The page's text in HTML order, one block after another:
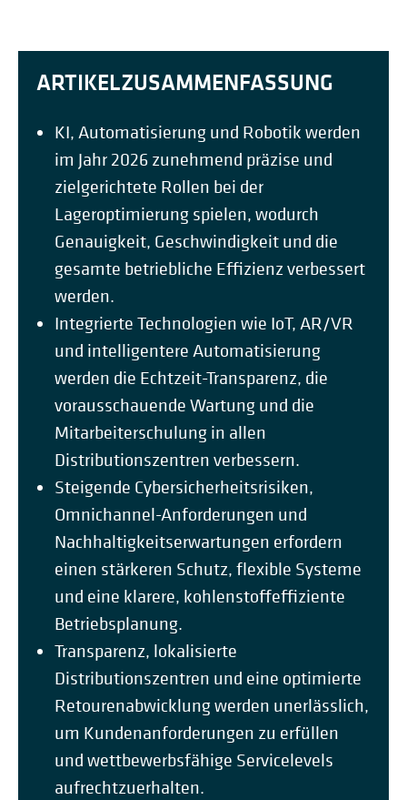
ARTIKELZUSAMMENFASSUNG
KI, Automatisierung und Robotik werden
im Jahr 2026 zunehmend präzise und
zielgerichtete Rollen bei der
Lageroptimierung spielen, wodurch
Genauigkeit, Geschwindigkeit und die
gesamte betriebliche Effizienz verbessert
werden.
Integrierte Technologien wie IoT, AR/VR
und intelligentere Automatisierung
werden die Echtzeit-Transparenz, die
vorausschauende Wartung und die
Mitarbeiterschulung in allen
Distributionszentren verbessern.
Steigende Cybersicherheitsrisiken,
Omnichannel-Anforderungen und
Nachhaltigkeitserwartungen erfordern
einen stärkeren Schutz, flexible Systeme
und eine klarere, kohlenstoffeffiziente
Betriebsplanung.
Transparenz, lokalisierte
Distributionszentren und eine optimierte
Retourenabwicklung werden unerlässlich,
um Kundenanforderungen zu erfüllen
und wettbewerbsfähige Servicelevels
aufrechtzuerhalten.